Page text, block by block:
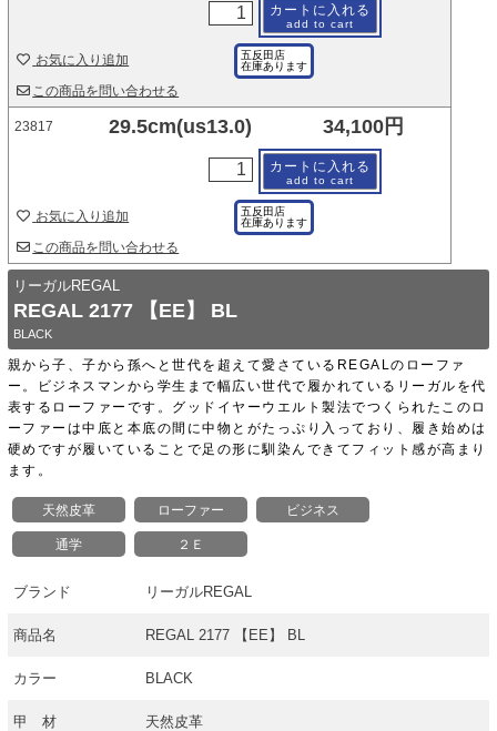
親から子、子から孫へと世代を超えて愛さているREGALのローファ
ー。ビジネスマンから学生まで幅広い世代で履かれているリーガルを代
表するローファーです。グッドイヤーウエルト製法でつくられたこのロ
ーファーは中底と本底の間に中物とがたっぷり入っており、履き始めは
硬めですが履いていることで足の形に馴染んできてフィット感が高まり
ます。
天然皮革 ローファー ビジネス
通学 ２Ｅ
ブランド リーガルREGAL
商品名 REGAL 2177 【EE】 BL
カラー BLACK
甲 材 天然皮革
リーガルREGAL
REGAL 2177 【EE】 BL
BLACK
カートに入れる
add to cart
五反田店
在庫あります
お気に入り追加
この商品を問い合わせる
23817 29.5cm(us13.0) 34,100円
カートに入れる
add to cart
五反田店
在庫あります
お気に入り追加
この商品を問い合わせる